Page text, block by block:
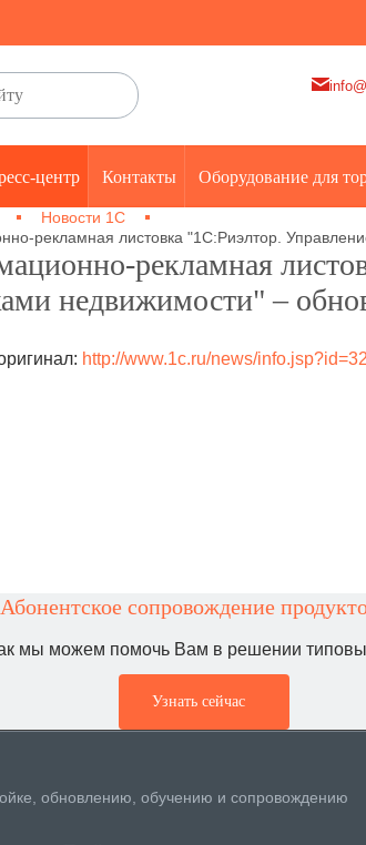
центр Контакты Оборудование для
Новости 1С
рекламная листовка "1С:Риэлтор.
рекламная
недвижимости" –
http://www.1c.ru/news/
Абонентское сопровождение
мы можем помочь Вам в решении
Узнать сейчас
обновлению, обучению и сопровождению